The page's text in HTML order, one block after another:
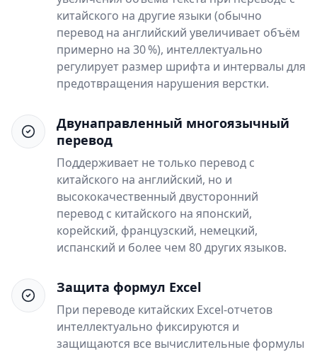
китайского на другие языки (обычно
перевод на английский увеличивает объём
примерно на 30 %), интеллектуально
регулирует размер шрифта и интервалы для
предотвращения нарушения верстки.
Двунаправленный многоязычный
перевод
Поддерживает не только перевод с
китайского на английский, но и
высококачественный двусторонний
перевод с китайского на японский,
корейский, французский, немецкий,
испанский и более чем 80 других языков.
Защита формул Excel
При переводе китайских Excel-отчетов
интеллектуально фиксируются и
защищаются все вычислительные формулы